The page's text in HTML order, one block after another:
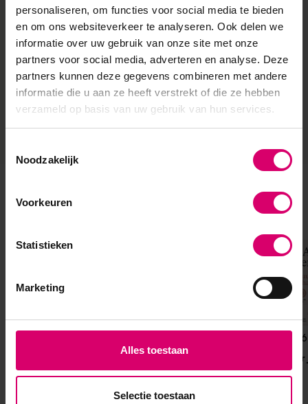
personaliseren, om functies voor social media te bieden
en om ons websiteverkeer te analyseren. Ook delen we
informatie over uw gebruik van onze site met onze
partners voor social media, adverteren en analyse. Deze
partners kunnen deze gegevens combineren met andere
informatie die u aan ze heeft verstrekt of die ze hebben
verzameld op basis van uw gebruik van hun services.
Noodzakelijk
Voorkeuren
Statistieken
Marketing
Alles toestaan
Selectie toestaan
Lees meer
20 juni 2026
Is BIAB slecht voor je nagels of gezondheid?
Meer blog artikelen
vanaf 1 mei 2026:
wat betekent dit?
29 May 2026
Hoe verwijder
nagels?